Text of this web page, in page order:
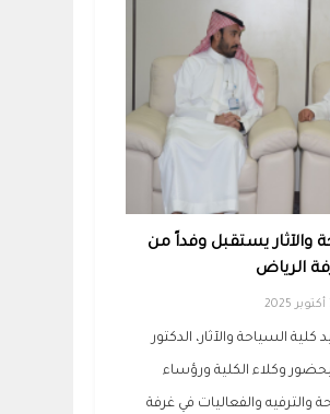
والآثار يستقبل وفداً من
الرياض
السياحة والآثار، الدكتور
وكلاء الكلية ورؤساء
والترفيه والفعاليات في غرفة